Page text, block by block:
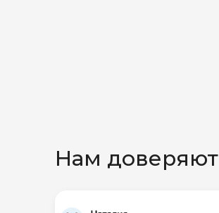
Нам доверяют